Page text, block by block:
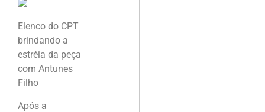
Elenco do CPT
brindando a
estréia da peça
com Antunes
Filho
Após a